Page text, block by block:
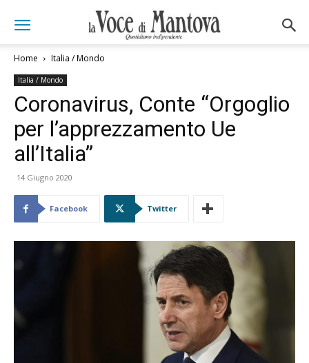
Home Italia / Mondo
Italia / Mondo
Coronavirus, Conte “Orgoglio
per l’apprezzamento Ue
all’Italia”
14 Giugno 2020
Facebook Twitter